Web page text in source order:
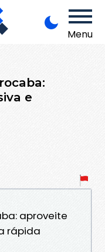
Menu
e
aproveite
rápida